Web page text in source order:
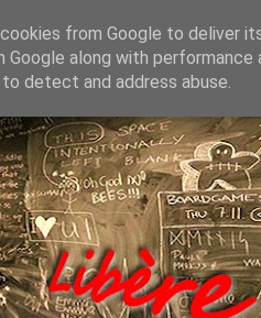
from Google to deliver
Google along with
detect and address abuse.